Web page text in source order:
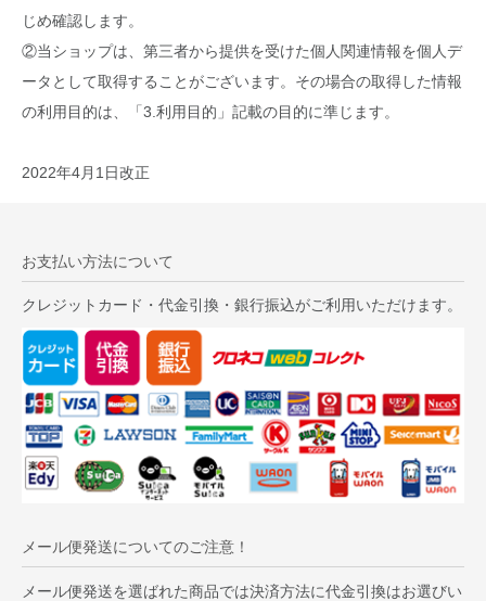
じめ確認します。
②当ショップは、第三者から提供を受けた個人関連情報を個人デ
ータとして取得することがございます。その場合の取得した情報
の利用目的は、「3.利用目的」記載の目的に準じます。
2022年4月1日改正
お支払い方法について
クレジットカード・代金引換・銀行振込がご利用いただけます。
メール便発送についてのご注意！
メール便発送を選ばれた商品では決済方法に代金引換はお選びい